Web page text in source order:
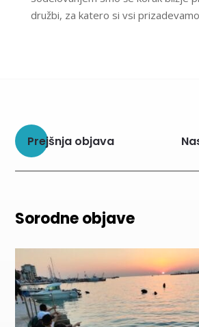
družbi, za katero si vsi
Prejšnja objava
Sorodne objave